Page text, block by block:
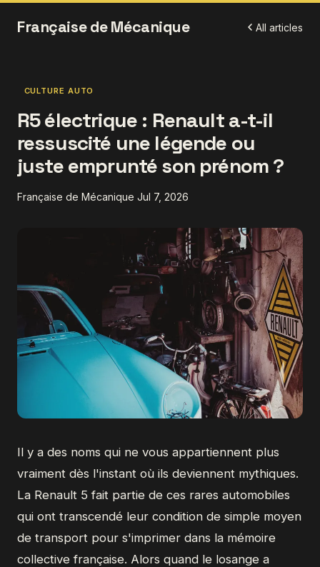
Française de Mécanique All articles
CULTURE AUTO
R5 électrique : Renault a-t-il
ressuscité une légende ou
juste emprunté son prénom ?
Française de Mécanique Jul 7, 2026
Il y a des noms qui ne vous appartiennent plus
vraiment dès l'instant où ils deviennent mythiques.
La Renault 5 fait partie de ces rares automobiles
qui ont transcendé leur condition de simple moyen
de transport pour s'imprimer dans la mémoire
collective française. Alors quand le losange a